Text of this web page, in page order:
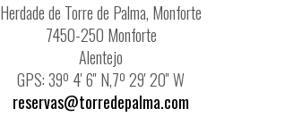
Herdade de Torre de Palma, Monforte
7450-250 Monforte
Alentejo
GPS: 39º 4' 6'' N,7º 29' 20'' W
reservas@torredepalma.com